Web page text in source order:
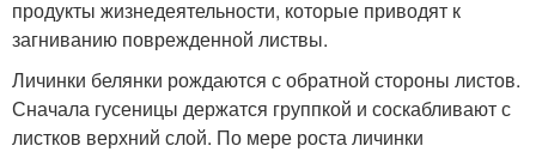
продукты жизнедеятельности, которые приводят к
загниванию поврежденной листвы.
Личинки белянки рождаются с обратной стороны листов.
Сначала гусеницы держатся группкой и соскабливают с
листков верхний слой. По мере роста личинки